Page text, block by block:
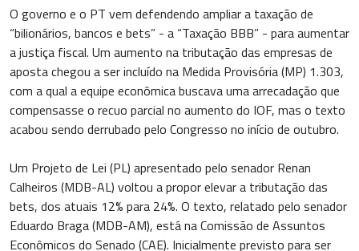
O governo e o PT vem defendendo ampliar a taxação de
“bilionários, bancos e bets” - a “Taxação BBB” - para aumentar
a justiça fiscal. Um aumento na tributação das empresas de
aposta chegou a ser incluído na Medida Provisória (MP) 1.303,
com a qual a equipe econômica buscava uma arrecadação que
compensasse o recuo parcial no aumento do IOF, mas o texto
acabou sendo derrubado pelo Congresso no início de outubro.
Um Projeto de Lei (PL) apresentado pelo senador Renan
Calheiros (MDB-AL) voltou a propor elevar a tributação das
bets, dos atuais 12% para 24%. O texto, relatado pelo senador
Eduardo Braga (MDB-AM), está na Comissão de Assuntos
Econômicos do Senado (CAE). Inicialmente previsto para ser